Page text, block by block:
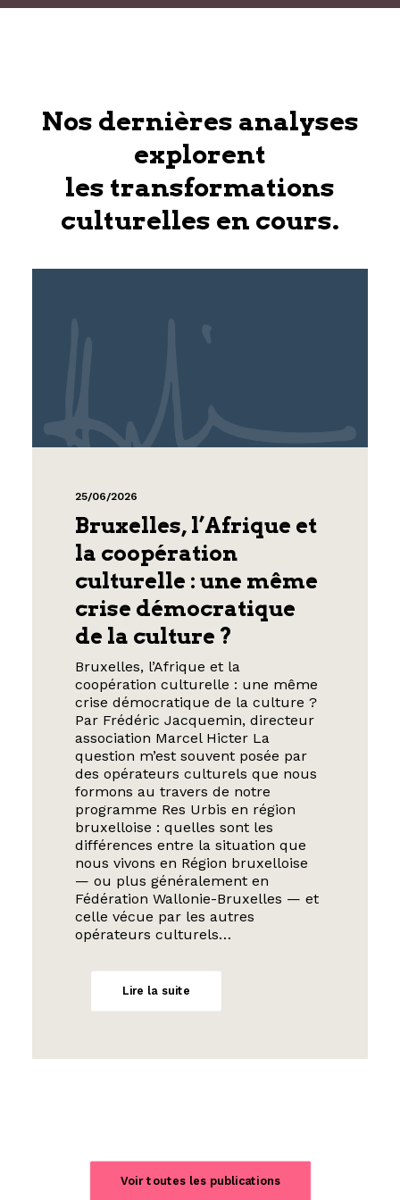
Nos dernières analyses
explorent
les transformations
culturelles en cours.
25/06/2026
Bruxelles, l’Afrique et
la coopération
culturelle : une même
crise démocratique
de la culture ?
Bruxelles, l’Afrique et la
coopération culturelle : une même
crise démocratique de la culture ?
Par Frédéric Jacquemin, directeur
association Marcel Hicter La
question m’est souvent posée par
des opérateurs culturels que nous
formons au travers de notre
programme Res Urbis en région
bruxelloise : quelles sont les
différences entre la situation que
nous vivons en Région bruxelloise
— ou plus généralement en
Fédération Wallonie-Bruxelles — et
celle vécue par les autres
opérateurs culturels…
Lire la suite
Voir toutes les publications